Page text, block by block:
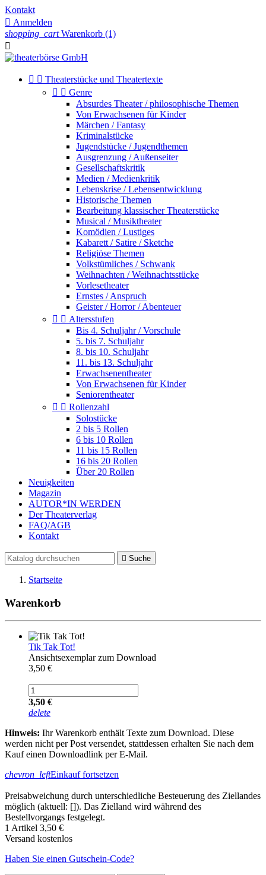
Kontakt
 Anmelden
shopping_cart Warenkorb (1)

  Theaterstücke und Theatertexte
  Genre
Absurdes Theater / philosophische Themen
Von Erwachsenen für Kinder
Märchen / Fantasy
Kriminalstücke
Jugendstücke / Jugendthemen
Ausgrenzung / Außenseiter
Gesellschaftskritik
Medien / Medienkritik
Lebenskrise / Lebensentwicklung
Historische Themen
Bearbeitung klassischer Theaterstücke
Musical / Musiktheater
Komödien / Lustiges
Kabarett / Satire / Sketche
Religiöse Themen
Volkstümliches / Schwank
Weihnachten / Weihnachtsstücke
Vorlesetheater
Ernstes / Anspruch
Geister / Horror / Abenteuer
  Altersstufen
Bis 4. Schuljahr / Vorschule
5. bis 7. Schuljahr
8. bis 10. Schuljahr
11. bis 13. Schuljahr
Erwachsenentheater
Von Erwachsenen für Kinder
Seniorentheater
  Rollenzahl
Solostücke
2 bis 5 Rollen
6 bis 10 Rollen
11 bis 15 Rollen
16 bis 20 Rollen
Über 20 Rollen
Neuigkeiten
Magazin
AUTOR*IN WERDEN
Der Theaterverlag
FAQ/AGB
Kontakt
 Suche
Startseite
Warenkorb
Tik Tak Tot!
Ansichtsexemplar zum Download
3,50 €
3,50 €
delete
Hinweis: Ihr Warenkorb enthält Texte zum Download. Diese
werden nicht per Post versendet, stattdessen erhalten Sie nach dem
Kauf einen Downloadlink per E-Mail.
chevron_leftEinkauf fortsetzen
Preisabweichung durch unterschiedliche Besteuerung des Ziellandes
möglich (aktuell: []). Das Zielland wird während des
Bestellvorgangs festgelegt.
1 Artikel 3,50 €
Versand kostenlos
Haben Sie einen Gutschein-Code?